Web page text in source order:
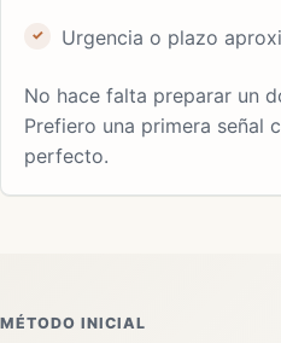
Urgencia o plazo
No hace falta preparar un
Prefiero una primera señal
perfecto.
MÉTODO INICIAL